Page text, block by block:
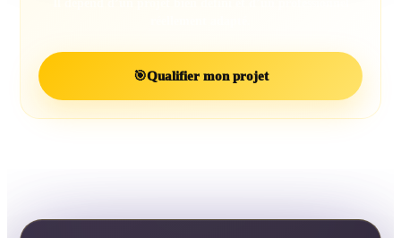
🎯Qualifier mon projet